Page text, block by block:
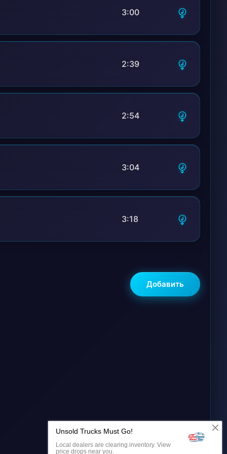
3:00
2:39
2:54
3:04
3:18
Добавить